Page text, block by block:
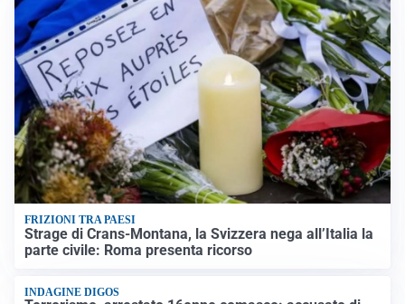
FRIZIONI TRA PAESI
Strage di Crans-Montana, la Svizzera nega all’Italia la
parte civile: Roma presenta ricorso
INDAGINE DIGOS